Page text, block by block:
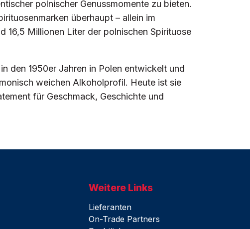
polnischer Genussmomente zu bieten.
überhaupt – allein im
16,5 Millionen Liter der polnischen Spirituose
den 1950er Jahren in Polen entwickelt und
weichen Alkoholprofil. Heute ist sie
für Geschmack, Geschichte und
Weitere Links
Lieferanten
On-Trade Partners